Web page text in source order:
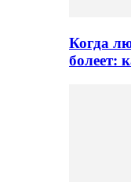
Когда
болеет: